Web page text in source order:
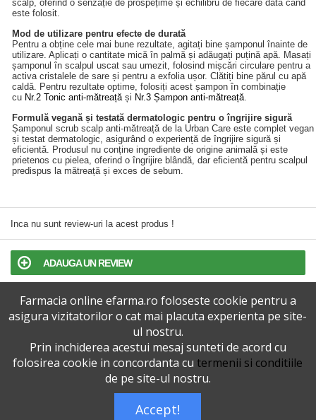
scalp, oferind o senzație de prospețime și echilibru de fiecare dată când
este folosit.
Mod de utilizare pentru efecte de durată
Pentru a obține cele mai bune rezultate, agitați bine șamponul înainte de
utilizare. Aplicați o cantitate mică în palmă și adăugați puțină apă. Masați
șamponul în scalpul uscat sau umezit, folosind mișcări circulare pentru a
activa cristalele de sare și pentru a exfolia ușor. Clătiți bine părul cu apă
caldă. Pentru rezultate optime, folosiți acest șampon în combinație
cu Nr.2 Tonic anti-mătreațăși Nr.3 Șampon anti-mătreață.
Formulă vegană și testată dermatologic pentru o îngrijire sigură
Șamponul scrub scalp anti-mătreață de la Urban Care este complet vegan
și testat dermatologic, asigurând o experiență de îngrijire sigură și
eficientă. Produsul nu conține ingrediente de origine animală și este
prietenos cu pielea, oferind o îngrijire blândă, dar eficientă pentru scalpul
predispus la mătreață și exces de sebum.
Inca nu sunt review-uri la acest produs !
ADAUGA UN REVIEW
TERMENI SI CONDITII
POLITICA DE CONFIDENTIALITATE
VERSIUNEA DESKTOP
Farmacia online efarma.ro foloseste cookie pentru a
asigura vizitatorilor o cat mai placuta experienta pe site-
ul nostru.
Prin inchiderea acestui mesaj sunteti de acord cu
folosirea cookie in concordanta cu termenii si conditiile
de pe site-ul nostru.
Accept!